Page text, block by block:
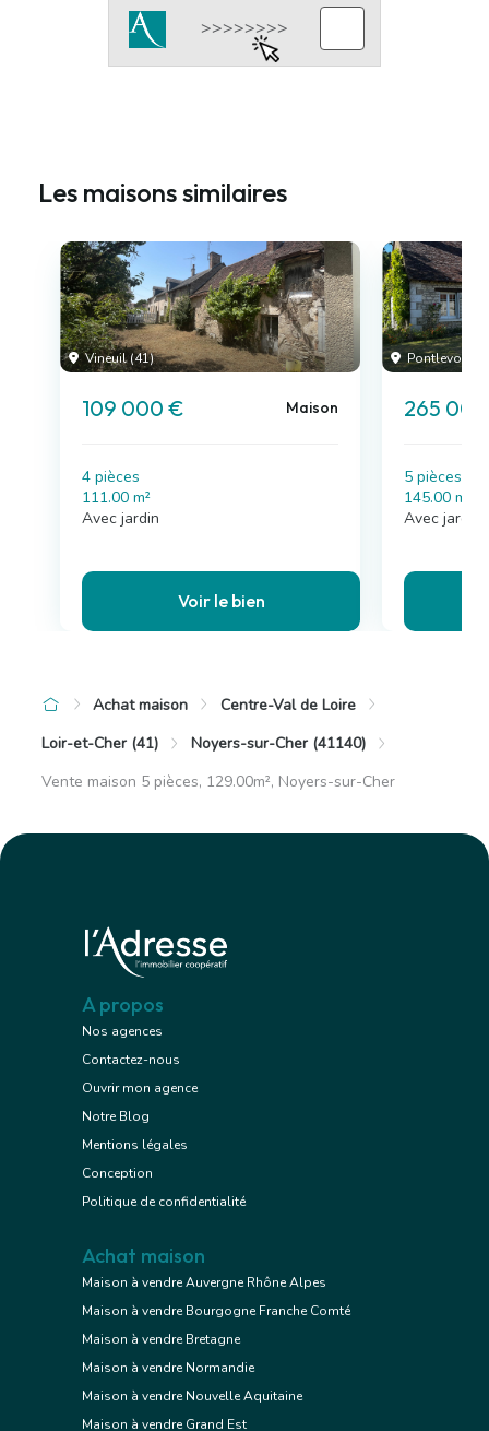
Les maisons similaires
Vineuil (41)
109 000 € Maison
4 pièces
111.00 m²
Avec jardin
Voir le bien
Pontlevoy
265
5 pièces , 3
145.00 m²
Avec
Achat maison
Centre-Val de Loire
Loir-et-Cher (41)
Noyers-sur-Cher (41140)
Vente maison 5 pièces, 129.00m², Noyers-sur-Cher
A propos
Nos agences
Contactez-nous
Ouvrir mon agence
Notre Blog
Mentions légales
Conception
Politique de confidentialité
Achat maison
Maison à vendre Auvergne Rhône Alpes
Maison à vendre Bourgogne Franche Comté
Maison à vendre Bretagne
Maison à vendre Normandie
Maison à vendre Nouvelle Aquitaine
Maison à vendre Grand Est